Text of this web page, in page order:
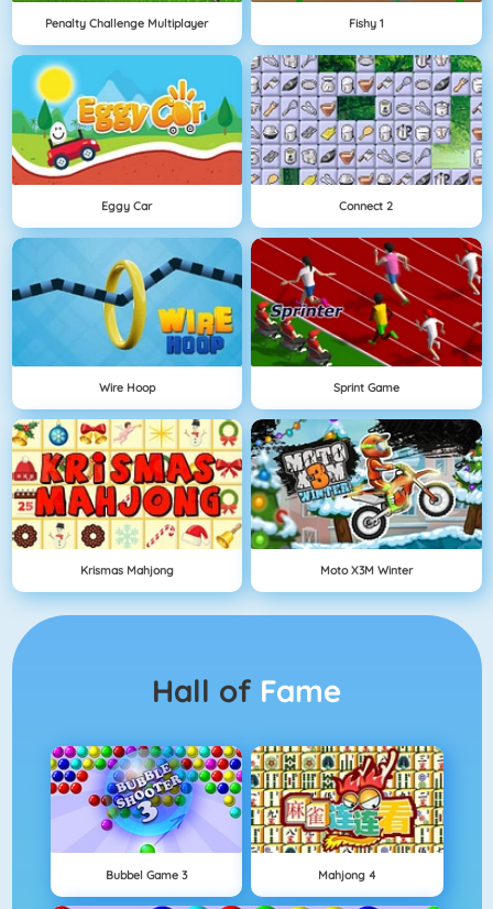
Penalty Challenge Multiplayer Fishy 1
Eggy Car Connect 2
Wire Hoop Sprint Game
Krismas Mahjong Moto X3M Winter
Hall of Fame
Bubbel Game 3 Mahjong 4